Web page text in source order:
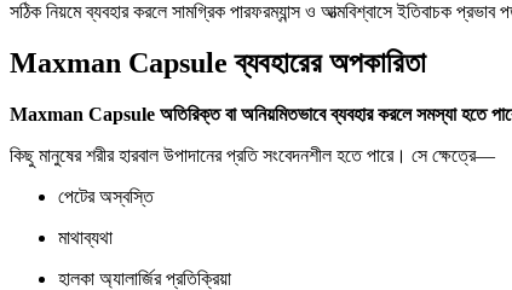
সঠিক নিয়মে ব্যবহার করলে সামগ্রিক পারফরম্যান্স ও আত্মবিশ্বাসে ইতিবাচক
Maxman Capsule ব্যবহারের অপকারিতা
Maxman Capsule অতিরিক্ত বা অনিয়মিতভাবে ব্যবহার করলে সমস্যা হতে
কিছু মানুষের শরীর হারবাল উপাদানের প্রতি সংবেদনশীল হতে পারে। সে ক্ষেত্রে—
পেটের অস্বস্তি
মাথাব্যথা
হালকা অ্যালার্জির প্রতিক্রিয়া